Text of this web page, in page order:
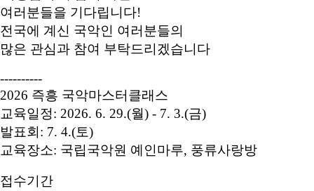
여러분들을 기다립니다!
전국에 계신 국악인 여러분들의
많은 관심과 참여 부탁드리겠습니다
----------
2026 즉흥 국악마스터클래스
교육일정: 2026. 6. 29.(월) - 7. 3.(금)
발표회: 7. 4.(토)
교육장소: 국립국악원 예인마루, 풍류사랑방
접수기간